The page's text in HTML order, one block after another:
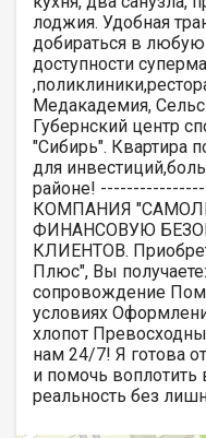
лоджия. Удобная
добираться в
доступности
Медакадемия,
Губернский центр
"Сибирь". Квартира
для
районе!
КОМПАНИЯ
ФИНАНСОВУЮ
КЛИЕНТОВ.
Плюс", Вы
сопровождение
условиях
хлопот
нам 24/7! Я готова
и помочь
реальность без